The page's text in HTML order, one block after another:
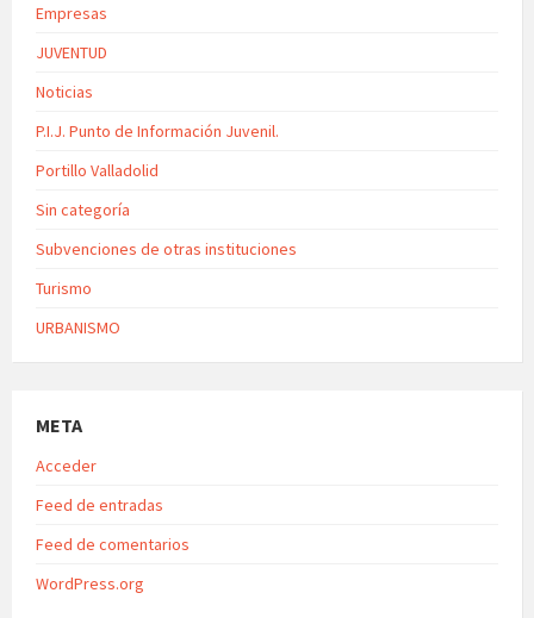
Empresas
JUVENTUD
Noticias
P.I.J. Punto de Información Juvenil.
Portillo Valladolid
Sin categoría
Subvenciones de otras instituciones
Turismo
URBANISMO
META
Acceder
Feed de entradas
Feed de comentarios
WordPress.org